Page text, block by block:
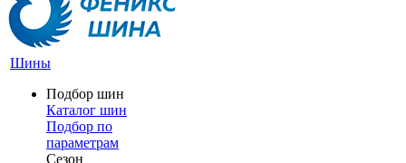
Шины
Подбор шин
Каталог шин
Подбор по
параметрам
Сезон